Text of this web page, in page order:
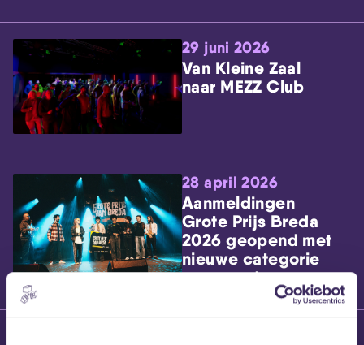
29 juni 2026
Van Kleine Zaal
naar MEZZ Club
28 april 2026
Aanmeldingen
Grote Prijs Breda
2026 geopend met
nieuwe categorie
voor producers